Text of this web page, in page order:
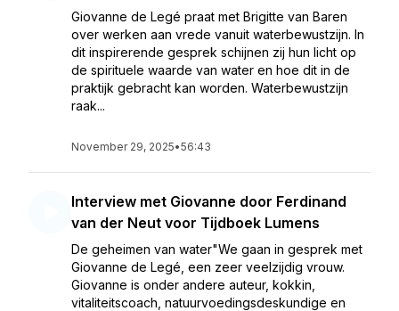
Giovanne de Legé praat met Brigitte van Baren
over werken aan vrede vanuit waterbewustzijn. In
dit inspirerende gesprek schijnen zij hun licht op
de spirituele waarde van water en hoe dit in de
praktijk gebracht kan worden. Waterbewustzijn
raak...
November 29, 2025•56:43
Interview met Giovanne door Ferdinand
van der Neut voor Tijdboek Lumens
De geheimen van water"We gaan in gesprek met
Giovanne de Legé, een zeer veelzijdig vrouw.
Giovanne is onder andere auteur, kokkin,
vitaliteitscoach, natuurvoedingsdeskundige en